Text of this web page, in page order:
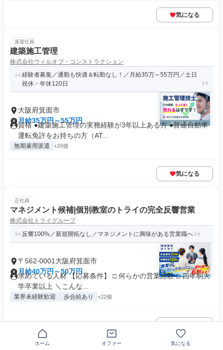
気になる
派遣社員
建築施工管理
株式会社ウィルオブ・コンストラクション
経験者募集／通勤も快適＆転勤なし！／月給35万～55万円／土日
祝休・年休120日
大阪府箕面市
月給35万円～55万円
資格 ●建築施工管理の実務経験が3年以上ある方 ●普通自動車
運転免許をお持ちの方（AT...
無期雇用派遣 +20個
気になる
正社員
マネジメント候補|個別教室のトライの完全反響営業
株式会社トライグループ
反響100%／新規開拓なし／マネジメントに興味がある営業職へ
〒562-0001大阪府箕面市
月給40万円～50万円
求めている人材 【応募条件】 □ 何らかの営業経験 □ 四年制大
学卒業以上 ＼こんな...
業界未経験歓迎 歩合給あり +22個
ホーム オファー 気になる